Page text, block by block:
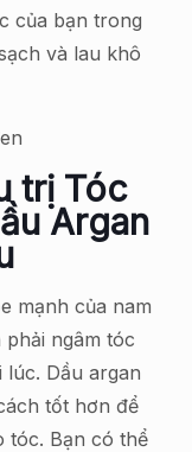
của bạn trong
và lau khô
trị Tóc
Argan
mạnh của nam
ngâm tóc
Dầu argan
tốt hơn để
tóc. Bạn có thể